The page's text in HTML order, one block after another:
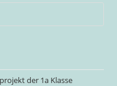
der 1a Klasse